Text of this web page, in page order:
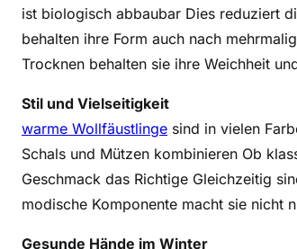
ist biologisch abbaubar Dies reduziert
behalten ihre Form auch nach
Trocknen behalten sie ihre Weichheit
Stil und Vielseitigkeit
warme Wollfäustlinge sind in vielen
Schals und Mützen kombinieren Ob
Geschmack das Richtige Gleichzeitig
modische Komponente macht sie nicht
Gesunde Hände im Winter